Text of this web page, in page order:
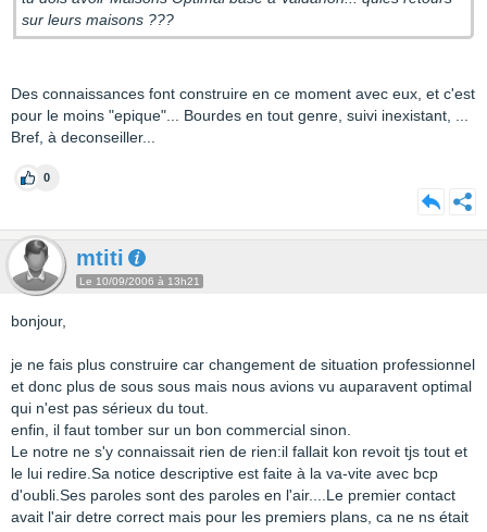
sur leurs maisons ???
Des connaissances font construire en ce moment avec eux, et c'est
pour le moins "epique"... Bourdes en tout genre, suivi inexistant, ...
Bref, à deconseiller...
0
mtiti
Le 10/09/2006 à 13h21
bonjour,
je ne fais plus construire car changement de situation professionnel
et donc plus de sous sous mais nous avions vu auparavent optimal
qui n'est pas sérieux du tout.
enfin, il faut tomber sur un bon commercial sinon.
Le notre ne s'y connaissait rien de rien:il fallait kon revoit tjs tout et
le lui redire.Sa notice descriptive est faite à la va-vite avec bcp
d'oubli.Ses paroles sont des paroles en l'air....Le premier contact
avait l'air detre correct mais pour les premiers plans, ca ne ns était